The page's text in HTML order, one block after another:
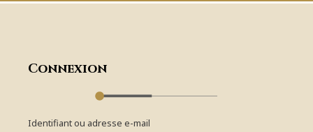
Connexion
Identifiant ou adresse e-mail